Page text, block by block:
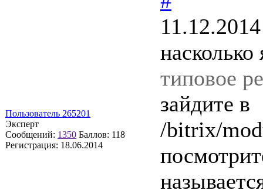
Пользователь 265201
Эксперт
Сообщений: 1350 Баллов: 118
Регистрация: 18.06.2014
типовое
зайдите в
/bitrix/